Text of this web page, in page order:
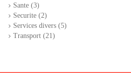
Sante (3)
Securite (2)
Services divers (5)
Transport (21)